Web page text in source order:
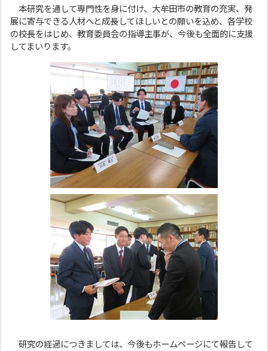
本研究を通して専門性を身に付け、大牟田市の教育の充実、発
展に寄与できる人材へと成長してほしいとの願いを込め、各学校
の校長をはじめ、教育委員会の指導主事が、今後も全面的に支援
してまいります。
研究の経過につきましては、今後もホームページにて報告して